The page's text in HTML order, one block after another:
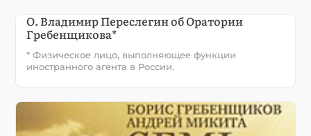
О. Владимир Переслегин об Оратории
Гребенщикова*
* Физическое лицо, выполняющее функции
иностранного агента в России.